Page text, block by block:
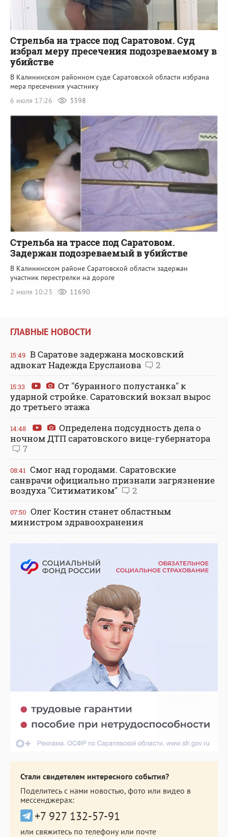
Стрельба на трассе под Саратовом. Суд
избрал меру пресечения подозреваемому в
убийстве
В Калининском районном суде Саратовской области избрана
мера пресечения участнику
6 июля 17:26
3398
Стрельба на трассе под Саратовом.
Задержан подозреваемый в убийстве
В Калининском районе Саратовской области задержан
участник перестрелки на дороге
2 июля 10:23
11690
ГЛАВНЫЕ НОВОСТИ
15:49 В Саратове задержана московский
адвокат Надежда Ерусланова
2
15:33
От "буранного полустанка" к
ударной стройке. Саратовский вокзал вырос
до третьего этажа
14:48
Определена подсудность дела о
ночном ДТП саратовского вице-губернатора
7
08:41 Смог над городами. Саратовские
санврачи официально признали загрязнение
воздуха "Ситиматиком"
2
07:50 Олег Костин станет областным
министром здравоохранения
Стали свидетелем интересного события?
Поделитесь с нами новостью, фото или видео в
мессенджерах:
+7 927 132-57-91
или свяжитесь по телефону или почте